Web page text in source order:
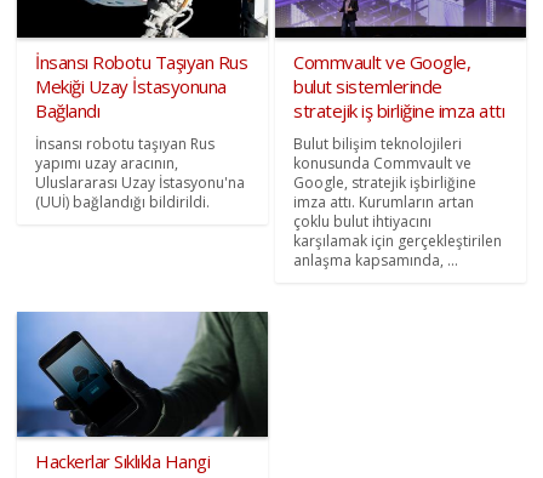
İnsansı Robotu Taşıyan Rus
Mekiği Uzay İstasyonuna
Bağlandı
İnsansı robotu taşıyan Rus
yapımı uzay aracının,
Uluslararası Uzay İstasyonu'na
(UUİ) bağlandığı bildirildi.
Commvault ve Google,
bulut sistemlerinde
stratejik iş birliğine imza attı
Bulut bilişim teknolojileri
konusunda Commvault ve
Google, stratejik işbirliğine
imza attı. Kurumların artan
çoklu bulut ihtiyacını
karşılamak için gerçekleştirilen
anlaşma kapsamında, ...
Hackerlar Sıklıkla Hangi